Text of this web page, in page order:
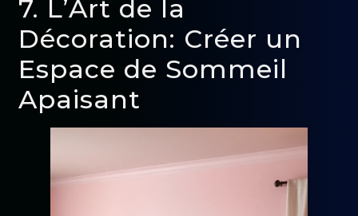
7. L’Art de la
Décoration: Créer un
Espace de Sommeil
Apaisant